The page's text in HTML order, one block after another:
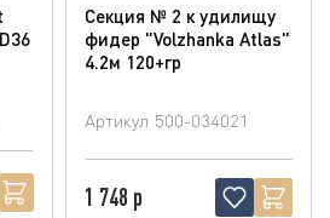
Секция № 2 к удилищу
фидер "Volzhanka Atlas"
4.2м 120+гр
Артикул 500-034021
1 748 р